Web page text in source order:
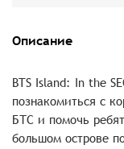
Описание
BTS Island: In the
познакомиться с
БТС и помочь
большом острове